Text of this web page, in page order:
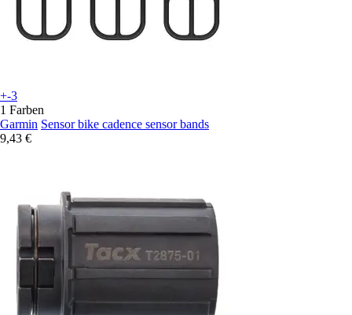
+-3
1 Farben
Garmin Sensor bike cadence sensor bands
9,43 €